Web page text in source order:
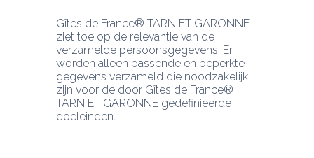
Gîtes de France® TARN ET GARONNE
ziet toe op de relevantie van de
verzamelde persoonsgegevens. Er
worden alleen passende en beperkte
gegevens verzameld die noodzakelijk
zijn voor de door Gîtes de France®
TARN ET GARONNE gedefinieerde
doeleinden.